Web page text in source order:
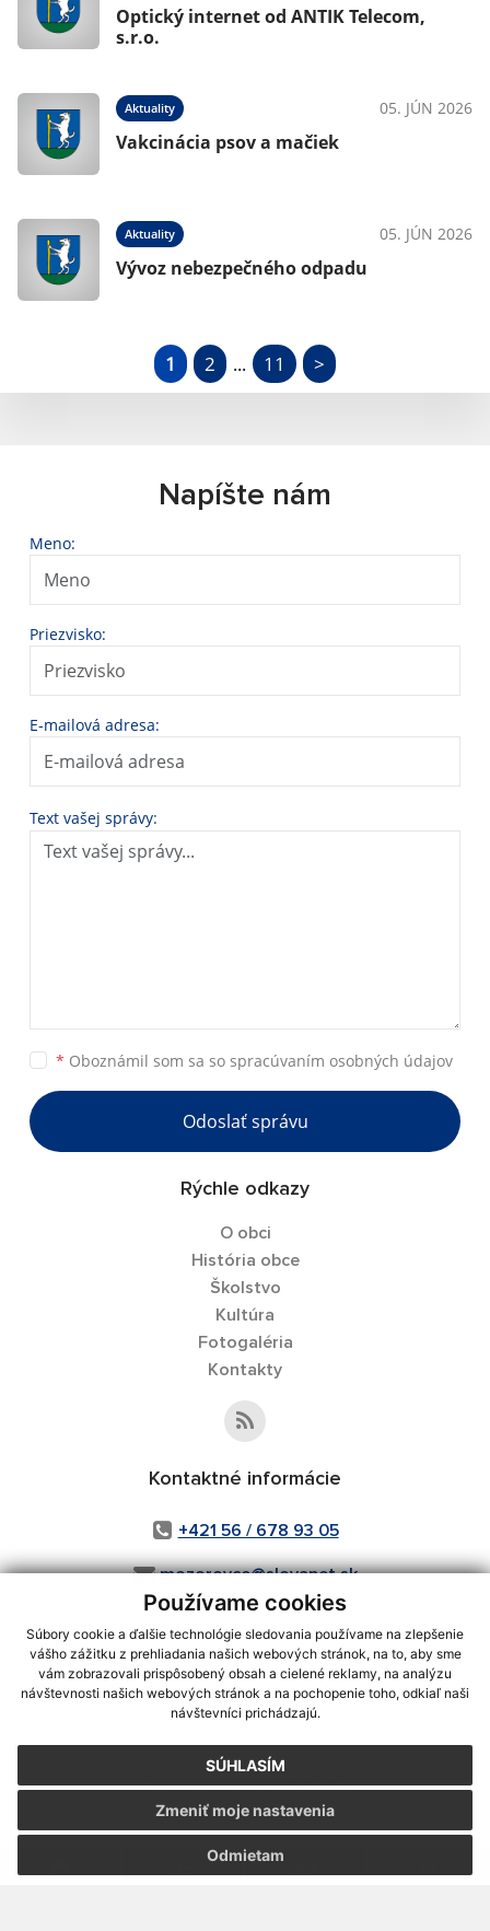
Používame cookies
Súbory cookie a ďalšie technológie sledovania používame na zlepšenie
vášho zážitku z prehliadania našich webových stránok, na to, aby sme
vám zobrazovali prispôsobený obsah a cielené reklamy, na analýzu
návštevnosti našich webových stránok a na pochopenie toho, odkiaľ naši
návštevníci prichádzajú.
SÚHLASÍM
Odmietam
Zmeniť moje nastavenia
Optický internet od ANTIK Telecom,
s.r.o.
Aktuality 05. JÚN 2026
Vakcinácia psov a mačiek
Aktuality 05. JÚN 2026
Vývoz nebezpečného odpadu
1 2 ... 11 >
Napíšte nám
Meno:
Priezvisko:
E-mailová adresa:
Text vašej správy:
* Oboznámil som sa so spracúvaním osobných údajov
Odoslať správu
Rýchle odkazy
O obci
História obce
Školstvo
Kultúra
Fotogaléria
Kontakty
Kontaktné informácie
+421 56 / 678 93 05
mozorovce@slovanet.sk
využite možnosť získavania aktuálnych informácií s využitím RSS
CMS systém (redakčný) systém ECHELON 2,Mapa stránok,web portál
webex.digital, s.r.o.,domény,registrácia domény
Posledná aktualizácia:06.08.2026
Vytlačiť stránku|Vyhlásenie o prístupnosti